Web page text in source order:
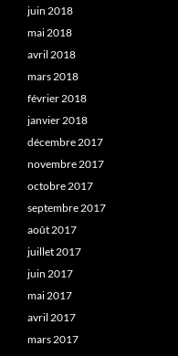
juin 2018
mai 2018
avril 2018
mars 2018
février 2018
janvier 2018
décembre 2017
novembre 2017
octobre 2017
septembre 2017
août 2017
juillet 2017
juin 2017
mai 2017
avril 2017
mars 2017